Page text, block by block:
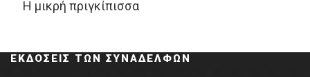
Η μικρή πριγκίπισσα
price
τρέχουσα
16.11€.
ΕΚΔΌΣΕΙΣ ΤΩΝ ΣΥΝΑΔΈΛΦΩΝ